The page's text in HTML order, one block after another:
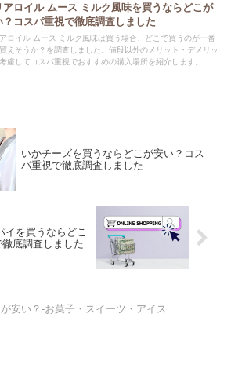
アロイル ムース ミルク風味を買うならどこが
？コスパ重視で徹底調査しました
ロイル ムース ミルク風味は買う場合、どこで買うのが一番
えそうか？を調査しました。値段以外のメリット・デメリッ
考慮してコスパ重視でおすすめの購入場所を紹介します。
いかチーズを買うならどこが安い？コス
パ重視で徹底調査しました
イを買うならどこ
底調査しました
安い？-お菓子・スイーツ・アイス